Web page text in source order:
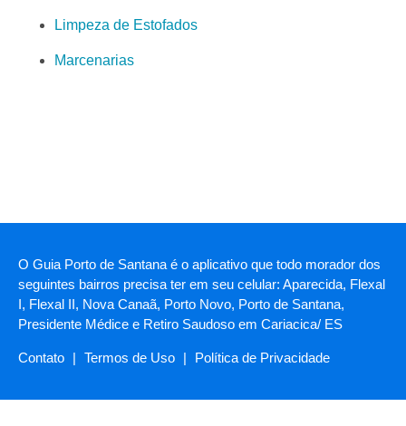
Limpeza de Estofados
Marcenarias
O Guia Porto de Santana é o aplicativo que todo morador dos
seguintes bairros precisa ter em seu celular: Aparecida, Flexal
I, Flexal II, Nova Canaã, Porto Novo, Porto de Santana,
Presidente Médice e Retiro Saudoso em Cariacica/ ES
Contato | Termos de Uso | Política de Privacidade